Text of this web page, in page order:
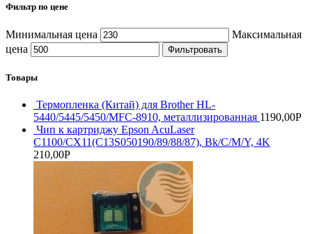
Фильтр по цене
Минимальная цена
Максимальная
цена
Фильтровать
Товары
Термопленка (Китай) для Brother HL-
5440/5445/5450/MFC-8910, металлизированная 1190,00Р
Чип к картриджу Epson AcuLaser
C1100/CX11(C13S050190/89/88/87), Bk/C/M/Y, 4K
210,00Р